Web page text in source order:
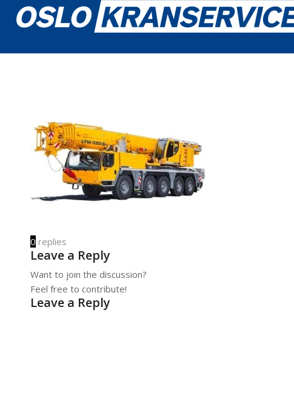
0 replies
Leave a Reply
Want to join the discussion?
Feel free to contribute!
Leave a Reply